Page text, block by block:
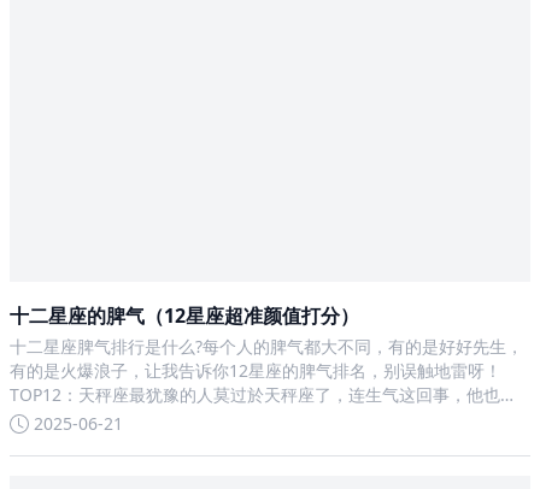
十二星座的脾气（12星座超准颜值打分）
十二星座脾气排行是什么?每个人的脾气都大不同，有的是好好先生，
有的是火爆浪子，让我告诉你12星座的脾气排名，别误触地雷呀！
TOP12：天秤座最犹豫的人莫过於天秤座了，连生气这回事，他也要
掂量不停，在左右摇摆间，火气早就没了。不喜欢乱得罪人的天秤座
2025-06-21